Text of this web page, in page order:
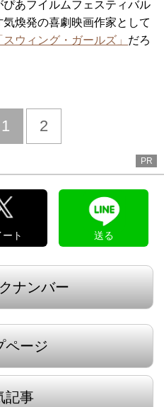
あフイルムフェスティバル
煥発の喜劇映画作家として
スウィング・ガールズ」 だろ
前
1 2
PR
ート 送る
ナンバー
ページ
記事